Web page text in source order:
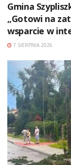
Gmina
„Gotowi na
wsparcie w
7 SIERPNIA 2026